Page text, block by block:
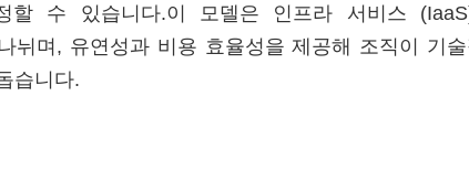
할 수 있습니다.이 모델은 인프라 서비스
뉘며, 유연성과 비용 효율성을 제공해 조직이 기
습니다.